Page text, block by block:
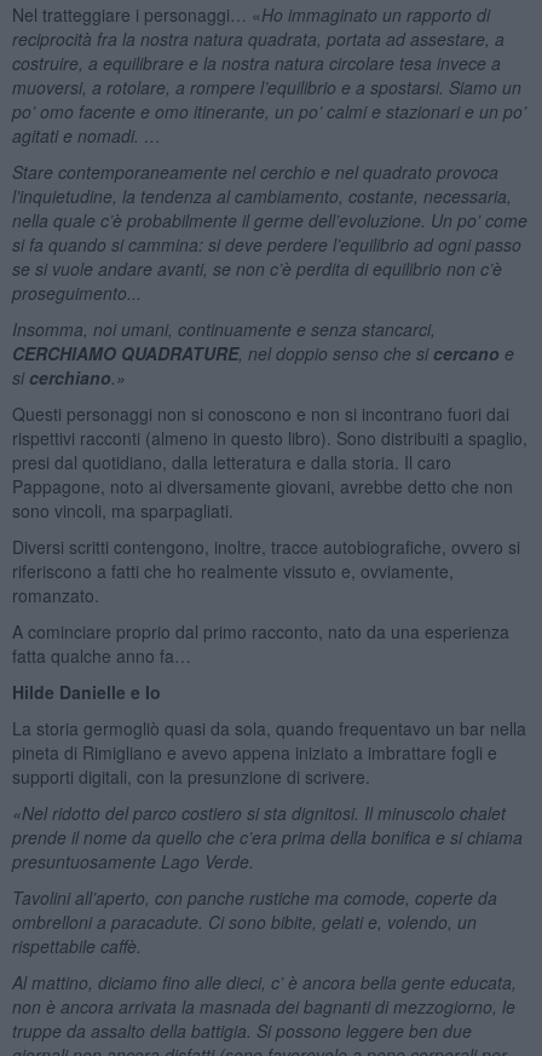
Nel tratteggiare i personaggi… «Ho immaginato un rapporto di
reciprocità fra la nostra natura quadrata, portata ad assestare, a
costruire, a equilibrare e la nostra natura circolare tesa invece a
muoversi, a rotolare, a rompere l’equilibrio e a spostarsi. Siamo un
po’ omo facente e omo itinerante, un po’ calmi e stazionari e un po’
agitati e nomadi. …
Stare contemporaneamente nel cerchio e nel quadrato provoca
l’inquietudine, la tendenza al cambiamento, costante, necessaria,
nella quale c’è probabilmente il germe dell’evoluzione. Un po’ come
si fa quando si cammina: si deve perdere l’equilibrio ad ogni passo
se si vuole andare avanti, se non c’è perdita di equilibrio non c’è
proseguimento...
Insomma, noi umani, continuamente e senza stancarci,
CERCHIAMO QUADRATURE, nel doppio senso che si cercano e
si cerchiano »
Questi personaggi non si conoscono e non si incontrano fuori dai
rispettivi racconti (almeno in questo libro). Sono distribuiti a spaglio,
presi dal quotidiano, dalla letteratura e dalla storia. Il caro
Pappagone, noto ai diversamente giovani, avrebbe detto che non
sono vincoli, ma sparpagliati.
Diversi scritti contengono, inoltre, tracce autobiografiche, ovvero si
riferiscono a fatti che ho realmente vissuto e, ovviamente,
romanzato.
A cominciare proprio dal primo racconto, nato da una esperienza
fatta qualche anno fa…
Hilde Danielle e Io
La storia germogliò quasi da sola, quando frequentavo un bar nella
pineta di Rimigliano e avevo appena iniziato a imbrattare fogli e
supporti digitali, con la presunzione di scrivere.
«Nel ridotto del parco costiero si sta dignitosi. Il minuscolo chalet
prende il nome da quello che c’era prima della bonifica e si chiama
presuntuosamente Lago Verde.
Tavolini all’aperto, con panche rustiche ma comode, coperte da
ombrelloni a paracadute. Ci sono bibite, gelati e, volendo, un
rispettabile caffè.
Al mattino, diciamo fino alle dieci, c’ è ancora bella gente educata,
non è ancora arrivata la masnada dei bagnanti di mezzogiorno, le
truppe da assalto della battigia. Si possono leggere ben due